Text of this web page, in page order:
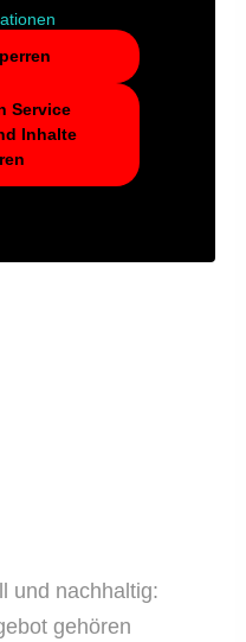
Service
Inhalte
und nachhaltig:
gehören